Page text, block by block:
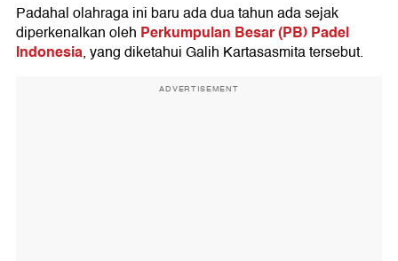
Padahal olahraga ini baru ada dua tahun ada sejak
diperkenalkan oleh Perkumpulan Besar (PB) Padel
Indonesia, yang diketahui Galih Kartasasmita tersebut.
ADVERTISEMENT